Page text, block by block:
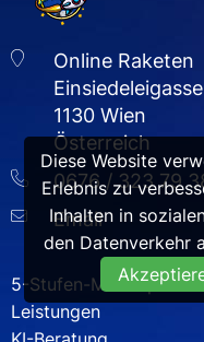
Diese Website
Erlebnis zu
Inhalten in
den Datenverkehr
Online Raketen
1130 Wien
Österreich
0676 / 323 79
Email
5-Stufen-Masterplan
Leistungen